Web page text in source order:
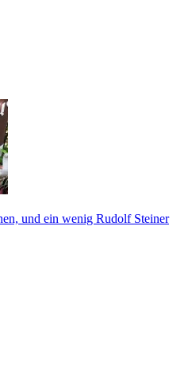
und ein wenig Rudolf Steiner